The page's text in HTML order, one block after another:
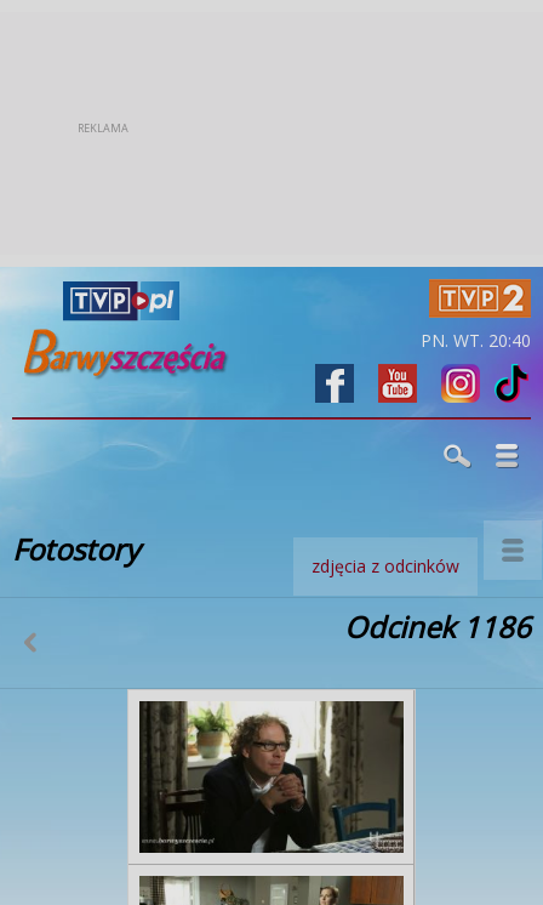
PN. WT. 20:40
Fotostory zdjęcia z odcinków
Odcinek 1186